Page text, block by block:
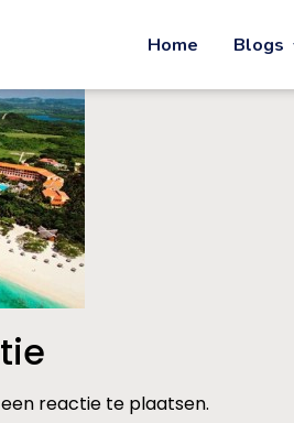
Home Blogs
reactie te plaatsen.